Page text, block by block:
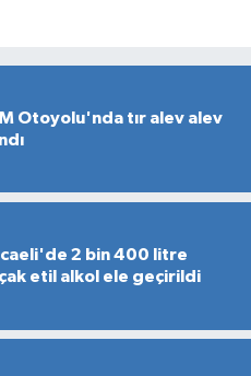
Otoyolu'nda tır alev alev
2 bin 400 litre
etil alkol ele geçirildi